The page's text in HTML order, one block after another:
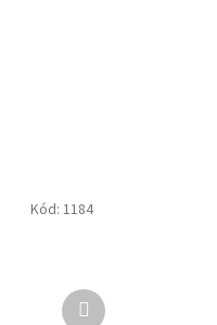
Kód: 1184
Další
produkt